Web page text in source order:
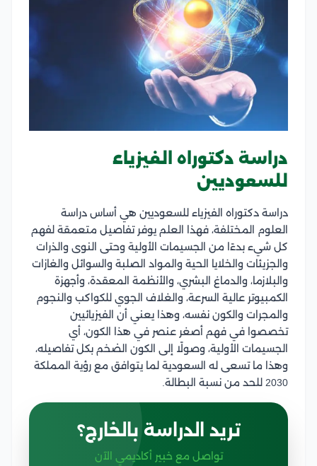
دراسة دكتوراه الفيزياء
للسعوديين
دراسة دكتوراه الفيزياء للسعوديين هي أساس دراسة
العلوم المختلفة، فهذا العلم يوفر تفاصيل متعمقة لفهم
كل شيء بدءًا من الجسيمات الأولية وحتى النوى والذرات
والجزيئات والخلايا الحية والمواد الصلبة والسوائل والغازات
والبلازما، والدماغ البشري، والأنظمة المعقدة، وأجهزة
الكمبيوتر عالية السرعة، والغلاف الجوي للكواكب والنجوم
والمجرات والكون نفسه، وهذا يعني أن الفيزيائيين
تخصصوا في فهم أصغر عنصر في هذا الكون، أي
الجسيمات الأولية، وصولًا إلى الكون الضخم بكل تفاصيله،
وهذا ما تسعى له السعودية لما يتوافق مع رؤية المملكة
2030 للحد من نسبة البطالة.
تريد الدراسة بالخارج؟
تواصل مع خبير أكاديمي الآن